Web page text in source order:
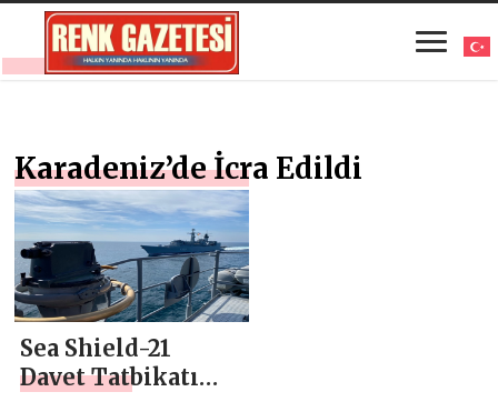
Karadeniz’de İcra Edildi
Sea Shield-21
Davet Tatbikatı